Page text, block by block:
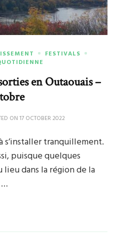
FESTIVALS
en Outaouais –
ON 17 OCTOBER 2022
s’installer tranquillement.
puisque quelques
dans la région de la